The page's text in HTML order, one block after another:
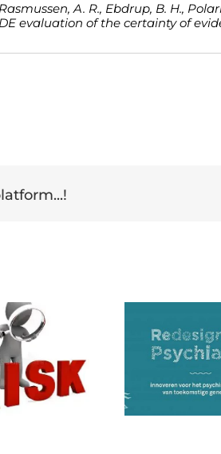
A. R., Ebdrup, B. H.,
evaluation of the certainty of